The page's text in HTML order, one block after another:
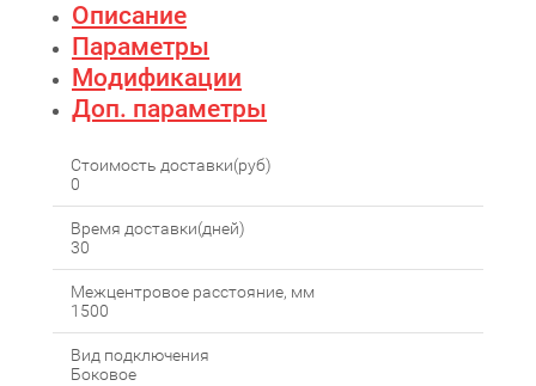
Описание
Параметры
Модификации
Доп. параметры
Стоимость доставки(руб)
0
Время доставки(дней)
30
Межцентровое расстояние, мм
1500
Вид подключения
Боковое